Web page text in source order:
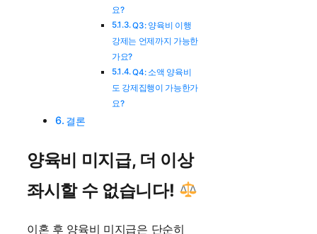
요?
Q3: 양육비 이행
강제는 언제까지 가능한
가요?
Q4: 소액 양육비
도 강제집행이 가능한가
요?
결론
양육비 미지급, 더 이상
좌시할 수 없습니다!
이혼 후 양육비 미지급은 단순히